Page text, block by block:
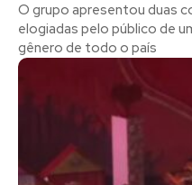
O grupo apresentou duas
elogiadas pelo público de
gênero de todo o país